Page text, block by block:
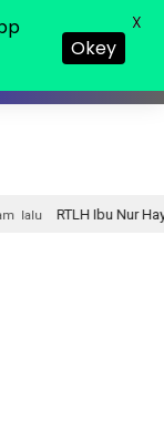
Jadi Simbol Kepedulian
Okey
X